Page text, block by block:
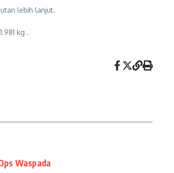
lebih lanjut.
kg .
Waspada